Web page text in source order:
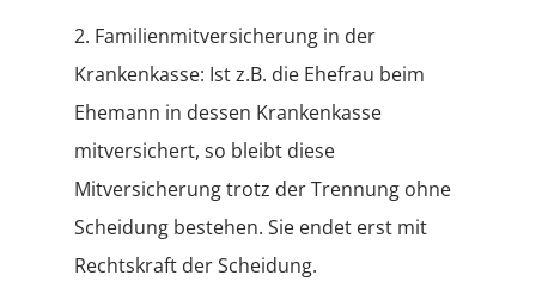
2. Familienmitversicherung in der
Krankenkasse: Ist z.B. die Ehefrau beim
Ehemann in dessen Krankenkasse
mitversichert, so bleibt diese
Mitversicherung trotz der Trennung ohne
Scheidung bestehen. Sie endet erst mit
Rechtskraft der Scheidung.